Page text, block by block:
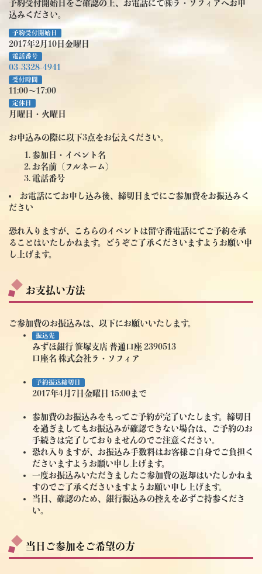
予約受付開始日をご確認の上、お電話にて㈱ラ・ソフィアへお申
込みください。
予約受付開始日
2017年2月10日金曜日
電話番号
03-3328-4941
受付時間
11:00～17:00
定休日
月曜日・火曜日
お申込みの際に以下3点をお伝えください。
参加日・イベント名
お名前（フルネーム）
電話番号
お電話にてお申し込み後、締切日までにご参加費をお振込みく
ださい
恐れ入りますが、こちらのイベントは留守番電話にてご予約を承
ることはいたしかねます。どうぞご了承くださいますようお願い申
し上げます。
お支払い方法
ご参加費のお振込みは、以下にお願いいたします。
振込先
みずほ銀行 笹塚支店 普通口座 2390513
口座名 株式会社ラ・ソフィア
予約振込締切日
2017年4月7日金曜日 15:00まで
参加費のお振込みをもってご予約が完了いたします。締切日
を過ぎましてもお振込みが確認できない場合は、ご予約のお
手続きは完了しておりませんのでご注意ください。
恐れ入りますが、お振込み手数料はお客様ご自身でご負担く
ださいますようお願い申し上げます。
一度お振込みいただきましたご参加費の返却はいたしかねま
すのでご了承くださいますようお願い申し上げます。
当日、確認のため、銀行振込みの控えを必ずご持参くださ
い。
当日ご参加をご希望の方